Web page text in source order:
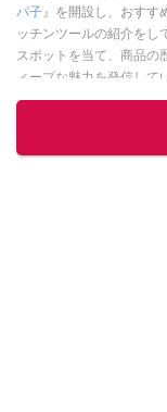
パ子』を開設し、おすす
ッチンツールの紹介を
スポットを当て、商品の
ィープな魅力を発信して